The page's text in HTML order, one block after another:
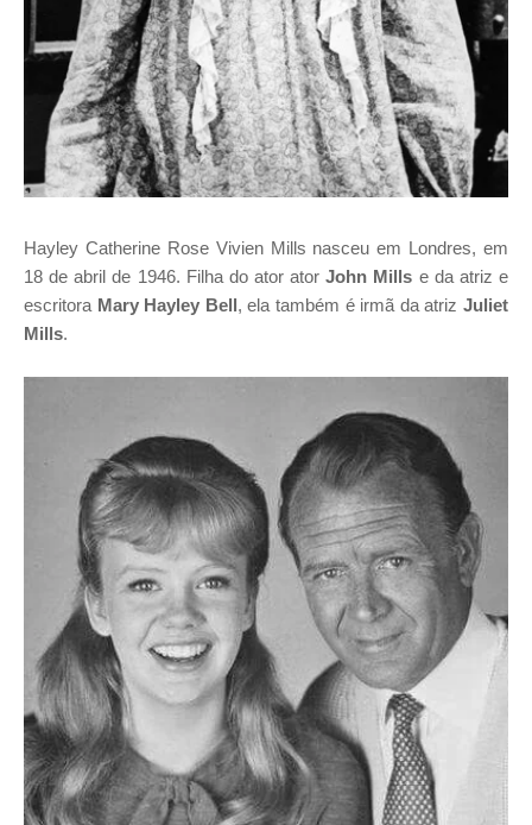
Hayley Catherine Rose Vivien Mills nasceu em Londres, em
18 de abril de 1946. Filha do ator atorJohn Mills e da atriz e
escritora Mary Hayley Bell, ela também é irmã da atrizJuliet
Mills.